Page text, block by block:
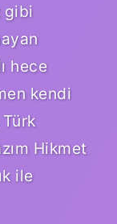
gibi
hece
kendi
Hikmet
ile